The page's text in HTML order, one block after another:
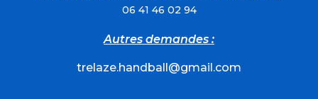
06 41 46 02 94
Autres demandes :
trelaze.handball@gmail.com